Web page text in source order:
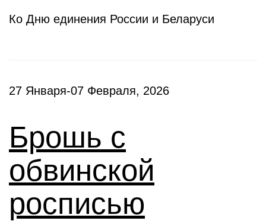
Ко Дню единения России и Беларуси
27 Января-07 Февраля, 2026
Брошь с
обвинской
росписью